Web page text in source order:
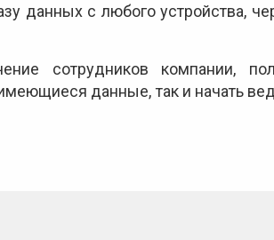
данных с любого устройства,
сотрудников компании,
данные, так и начать